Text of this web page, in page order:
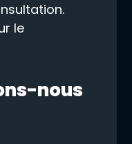
le
nous